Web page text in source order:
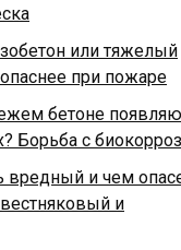
или тяжелый
при пожаре
бетоне
Борьба с
вредный и чем
и